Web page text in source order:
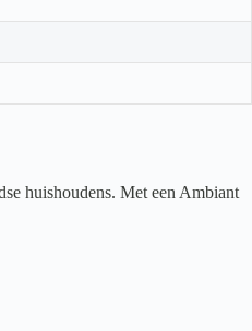
huishoudens. Met een Ambiant